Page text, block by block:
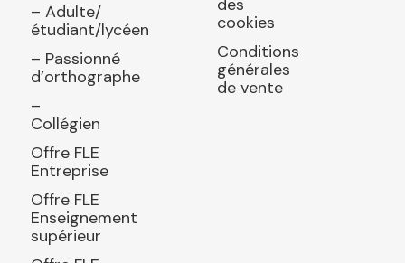
– Adulte/
étudiant/lycéen
– Passionné
d’orthographe
–
Collégien
Offre FLE
Entreprise
Offre FLE
Enseignement
supérieur
des
cookies
Conditions
générales
de vente